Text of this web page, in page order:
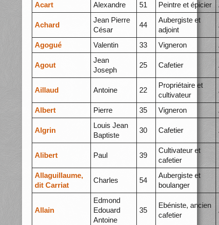
Acart Alexandre 51 Peintre et épicier
Achard
Jean Pierre
César
44
Aubergiste et
adjoint
Agogué Valentin 33 Vigneron
Agout
Jean
Joseph
25 Cafetier
Aillaud Antoine 22
Propriétaire et
cultivateur
Albert Pierre 35 Vigneron
Algrin
Louis Jean
Baptiste
30 Cafetier
Alibert Paul 39
Cultivateur et
cafetier
Allaguillaume,
dit Carriat
Charles 54
Aubergiste et
boulanger
Allain
Edmond
Edouard
Antoine
35
Ebéniste, ancien
cafetier